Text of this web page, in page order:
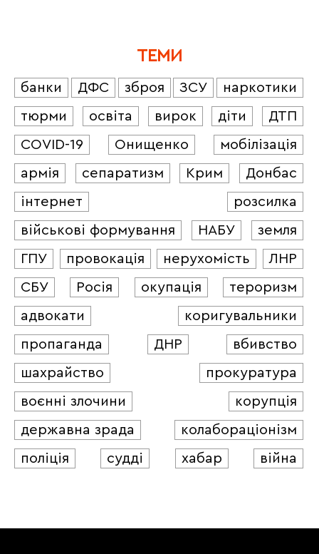
ТЕМИ
банки ДФС зброя ЗСУ
наркотики
тюрми
освіта вирок діти
ДТП
COVID-19
Онищенко
мобілізація
армія
сепаратизм Крим
Донбас
інтернет
розсилка
військові формування
НАБУ
земля
ГПУ
провокація нерухомість
ЛНР
СБУ
Росія окупація
тероризм
адвокати
коригувальники
пропаганда
ДНР
вбивство
шахрайство
прокуратура
воєнні злочини
корупція
державна зрада
колабораціонізм
поліція
судді хабар війна